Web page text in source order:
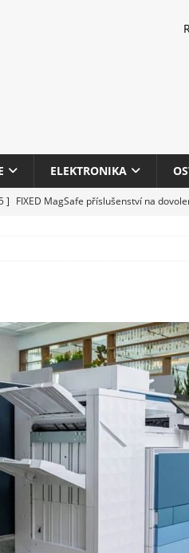
ELEKTRONIKA
] FIXED MagSafe příslušenství na
PERIFERIE
Domácí pec na pizzu Cuisinart CPZ-
]
Blockchain a růst krypto kasin: Co by